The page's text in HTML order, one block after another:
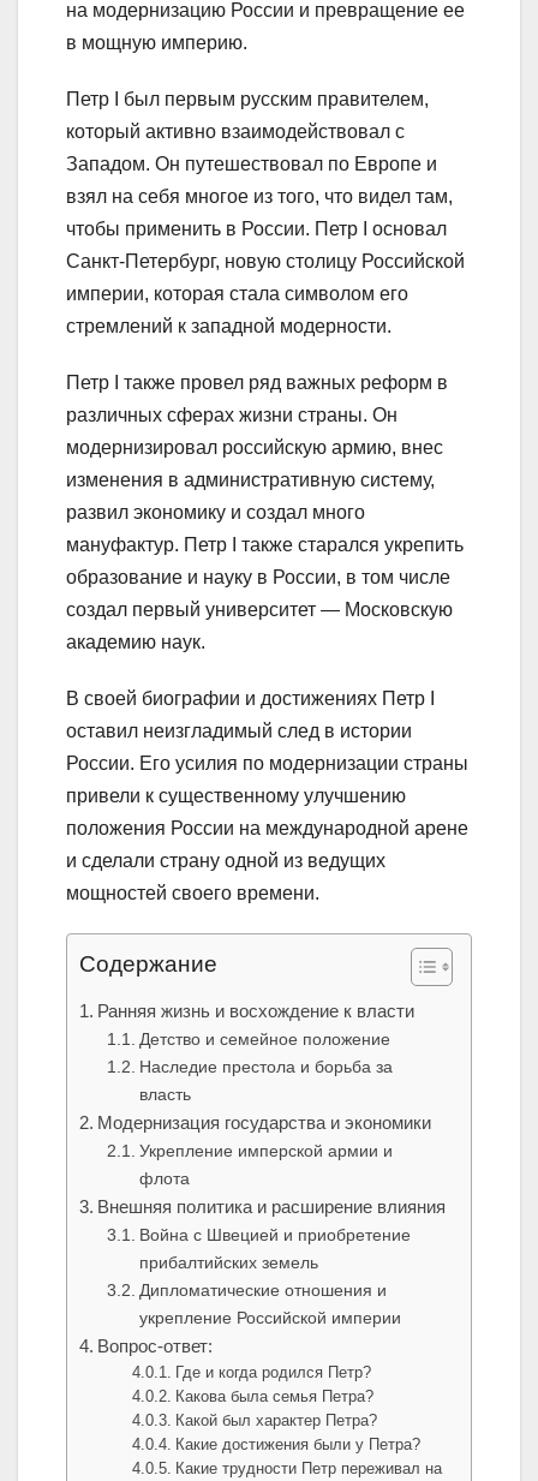
на модернизацию России и превращение ее
в мощную империю.
Петр I был первым русским правителем,
который активно взаимодействовал с
Западом. Он путешествовал по Европе и
взял на себя многое из того, что видел там,
чтобы применить в России. Петр I основал
Санкт-Петербург, новую столицу Российской
империи, которая стала символом его
стремлений к западной модерности.
Петр I также провел ряд важных реформ в
различных сферах жизни страны. Он
модернизировал российскую армию, внес
изменения в административную систему,
развил экономику и создал много
мануфактур. Петр I также старался укрепить
образование и науку в России, в том числе
создал первый университет — Московскую
академию наук.
В своей биографии и достижениях Петр I
оставил неизгладимый след в истории
России. Его усилия по модернизации страны
привели к существенному улучшению
положения России на международной арене
и сделали страну одной из ведущих
мощностей своего времени.
Содержание
Ранняя жизнь и восхождение к власти
Детство и семейное положение
Наследие престола и борьба за
власть
Модернизация государства и экономики
Укрепление имперской армии и
флота
Внешняя политика и расширение влияния
Война с Швецией и приобретение
прибалтийских земель
Дипломатические отношения и
укрепление Российской империи
Вопрос-ответ:
Где и когда родился Петр?
Какова была семья Петра?
Какой был характер Петра?
Какие достижения были у Петра?
Какие трудности Петр переживал на